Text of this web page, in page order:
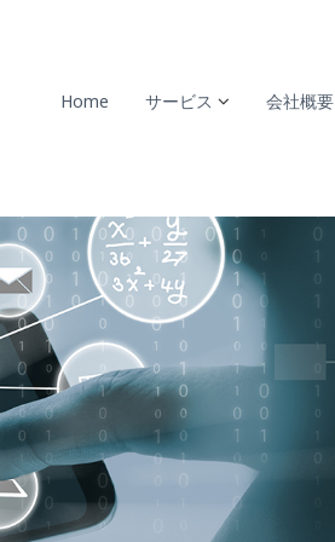
Home サービス 会社概要